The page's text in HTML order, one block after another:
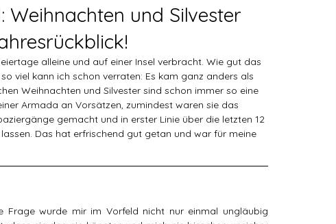
Weihnachten und Silvester
alleine und auf einer Insel verbracht. Wie gut das
viel kann ich schon verraten: Es kam ganz anders als
Weihnachten und Silvester sind schon immer so eine
Armada an Vorsätzen, zumindest waren sie das
gemacht und in erster Linie über die letzten 12
Das hat erfrischend gut getan und war für meine
Frage wurde mir im Vorfeld nicht nur einmal ungläubig